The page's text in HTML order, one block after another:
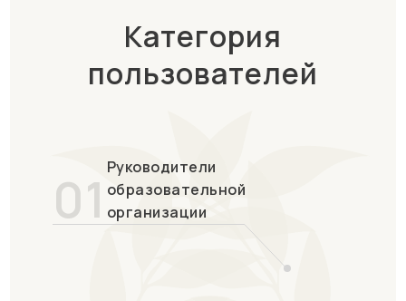
Категория
пользователей
01 Руководители
образовательной
организации